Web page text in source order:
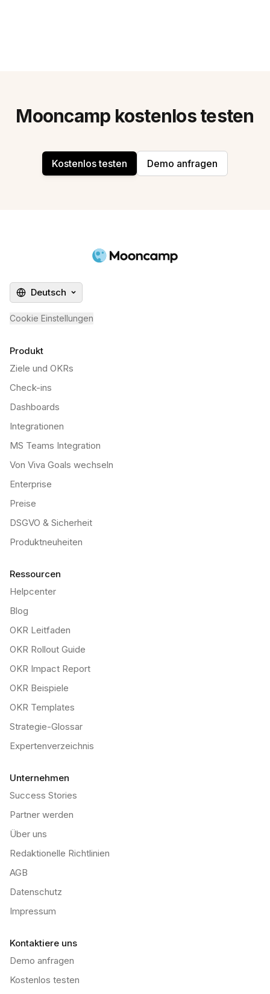
Mooncamp kostenlos testen
Kostenlos testen Demo anfragen
Deutsch
Cookie Einstellungen
Produkt
Ziele und OKRs
Check-ins
Dashboards
Integrationen
MS Teams Integration
Von Viva Goals wechseln
Enterprise
Preise
DSGVO & Sicherheit
Produktneuheiten
Ressourcen
Helpcenter
Blog
OKR Leitfaden
OKR Rollout Guide
OKR Impact Report
OKR Beispiele
OKR Templates
Strategie-Glossar
Expertenverzeichnis
Unternehmen
Success Stories
Partner werden
Über uns
Redaktionelle Richtlinien
AGB
Datenschutz
Impressum
Kontaktiere uns
Demo anfragen
Kostenlos testen